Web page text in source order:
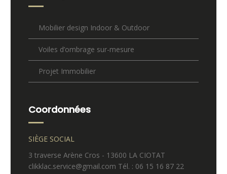
Mobilier design Indoor & Outdoor
Voiles d’ombrage sur-mesure
Projet Immobilier
Coordonnées
SIÈGE SOCIAL
3 traverse Arène Cros - 13600 LA CIOTAT
clikklac.service@gmail.com Tél. : 06 15 16 87 22